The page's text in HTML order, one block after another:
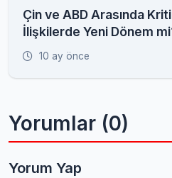
Çin ve ABD Arasında
İlişkilerde Yeni Dönem
10 ay önce
Yorumlar (0)
Yorum Yap